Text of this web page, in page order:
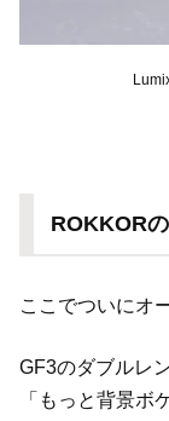
ROKKOR
ここでついにオ
GF3のダブルレ
「もっと背景ボ